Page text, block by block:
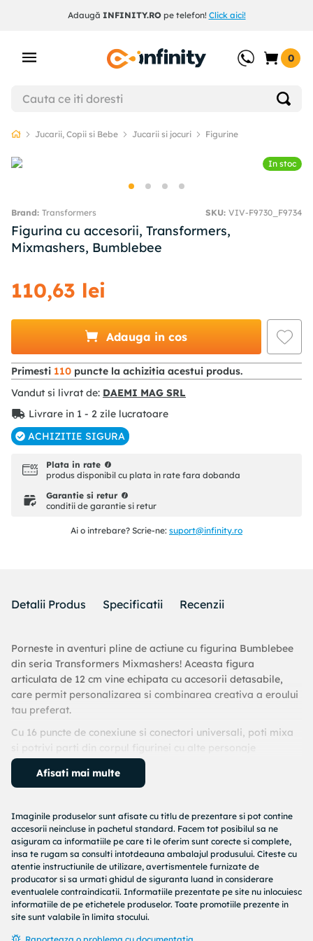
Adaugă INFINITY.ROpe telefon! Click aici!
0
Jucarii, Copii si Bebe Jucarii si jocuri Figurine
In stoc
Transformers SKU: VIV-F9730_F9734
Figurina cu accesorii, Transformers,
Mixmashers, Bumblebee
110,63 lei
Adauga in cos
Primesti 110 puncte la achizitia acestui produs.
Vandut si livrat de: DAEMI MAG SRL
Livrare in 1 - 2 zile lucratoare
ACHIZITIE SIGURA
Plata in rate
produs disponibil cu plata in rate fara dobanda
Garantie si retur
conditii de garantie si retur
Ai o intrebare? Scrie-ne: suport@infinity.ro
Detalii Produs Specificatii Recenzii
Porneste in aventuri pline de actiune cu figurina Bumblebee
din seria Transformers Mixmashers! Aceasta figura
articulata de 12 cm vine echipata cu accesorii detasabile,
care permit personalizarea si combinarea creativa a eroului
tau preferat.
Cu 16 puncte de conexiune si conectori universali, poti mixa
si potrivi parti din corpul figurinei cu alte personaje
Mixmashers pentru a crea roboti unici, dotati cu superputeri
speciale.
Pachetul contine:
- 1x figurina Mixmashers, Bumblebee.
Varsta recomandata: 4+ani
Avertizare!
Produsul este nou si comercializat in ambalajul original al
producatorului. Imaginile de pe acest site au caracter
informativ.
Afisati mai multe
Imaginile produselor sunt afisate cu titlu de prezentare si pot contine
accesorii neincluse in pachetul standard. Facem tot posibilul sa ne
asiguram ca informatiile pe care ti le oferim sunt corecte si complete,
insa te rugam sa consulti intotdeauna ambalajul produsului. Citeste cu
atentie instructiunile de utilizare, avertismentele furnizate de
producator si sa urmati ghidul de siguranta luand in considerare
eventualele contraindicatii. Informatiile prezentate pe site nu inlocuiesc
informatiile de pe etichetele produselor. Toate promotiile prezente in
site sunt valabile în limita stocului.